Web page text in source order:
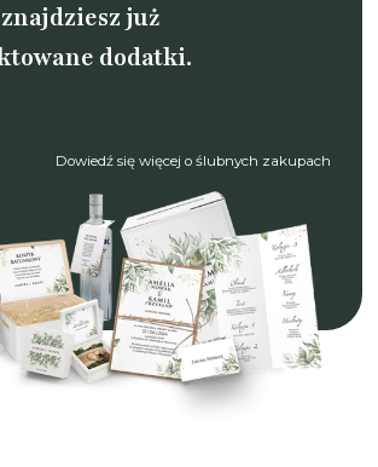
już
dodatki.
Dowiedź się więcej o ślubnych zakupach